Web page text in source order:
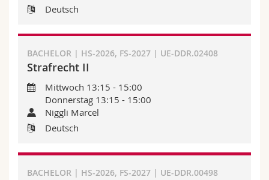
Deutsch
BACHELOR | HS-2026, FS-2027 | UE-DDR.02408
Strafrecht II
Mittwoch 13:15 - 15:00
Donnerstag 13:15 - 15:00
Niggli Marcel
Deutsch
BACHELOR | HS-2026, FS-2027 | UE-DDR.00498